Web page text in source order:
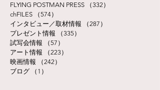
FLYING POSTMAN PRESS （332）
chFILES
（574）
インタビュー／取材情報
（287）
プレゼント情報
（335）
試写会情報
（57）
アート情報
（223）
映画情報
（242）
ブログ
（1）